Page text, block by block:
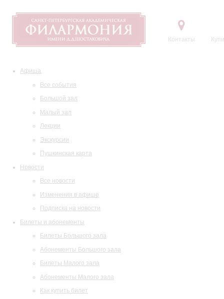
Контакты
Афиша
Все события
Большой зал
Малый зал
Лекции
Экскурсии
Пушкинская карта
Новости
Все новости
Изменения в афише
Подписка на новости
Билеты и абонементы
Билеты Большого зала
Абонементы Большого зала
Билеты Малого зала
Абонементы Малого зала
Как купить билет